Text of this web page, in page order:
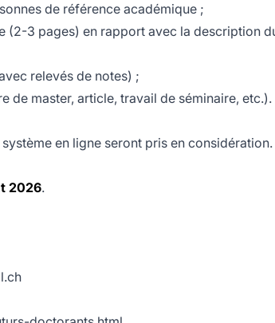
de référence académique ;
(2-3 pages) en rapport avec la description
relevés de notes) ;
de master, article, travail de séminaire, etc.).
en ligne seront pris en considération.
2026.